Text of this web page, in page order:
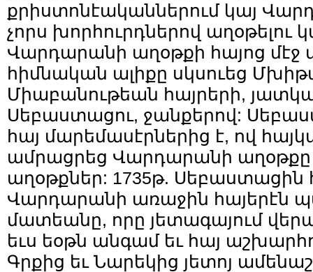
քրիստոնէականներում կայ
չորս խորհուրդներով աղօթելու
Վարդարանի աղօթքի հայոց
հիմնական ալիքը սկսուեց
Միաբանութեան հայրերի,
Սեբաստացու, ջանքերով:
հայ մարեմասէրներից է, ով
ամրացրեց Վարդարանի աղօթքը
աղօթքներ: 1735թ.
Վարդարանի առաջին հայերէն
մատեանը, որը յետագայում
եւս եօթն անգամ եւ հայ
Գրքից եւ Նարեկից յետոյ